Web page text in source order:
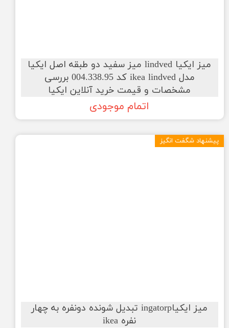
میز ایکیا lindved میز سفید دو طبقه اصل ایکیا
مدل ikea lindved کد 004.338.95 بررسی
مشخصات و قیمت خرید آنلاین ایکیا
اتمام موجودی
میز ایکیاingatorp تبدیل شونده دونفره به چهار
نفره ikea
پیشنهاد شگفت انگیز